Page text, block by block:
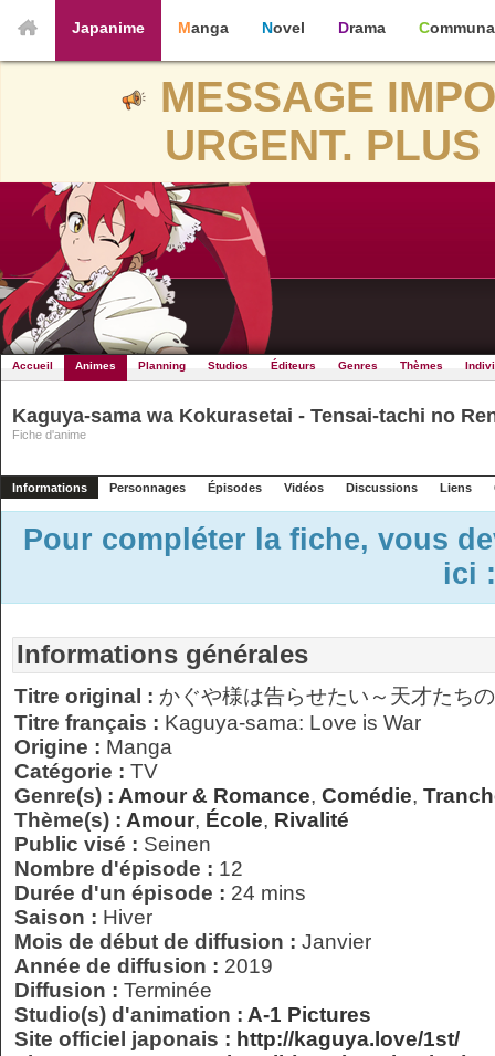
Japanime Manga Novel Drama
MESSAGE
URGENT.
Accueil Animes Planning Studios Éditeurs Genres Thèmes
Kaguya-sama wa Kokurasetai - Tensai-tachi no
Fiche d'anime
Informations Personnages Épisodes Vidéos Discussions Liens
Pour compléter la fiche, vous
ici
Informations générales
Titre original : かぐや様は告らせたい～天才たち
Titre français : Kaguya-sama: Love is War
Origine : Manga
Catégorie : TV
Genre(s) : Amour & Romance, Comédie,
Thème(s) : Amour, École, Rivalité
Public visé : Seinen
Nombre d'épisode : 12
Durée d'un épisode : 24 mins
Saison : Hiver
Mois de début de diffusion : Janvier
Année de diffusion : 2019
Diffusion : Terminée
Studio(s) d'animation : A-1 Pictures
Site officiel japonais : http://kaguya.love/1st/